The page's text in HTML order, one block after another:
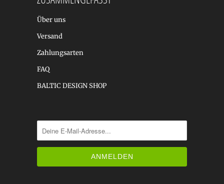
Über uns
Versand
Zahlungsarten
FAQ
BALTIC DESIGN SHOP